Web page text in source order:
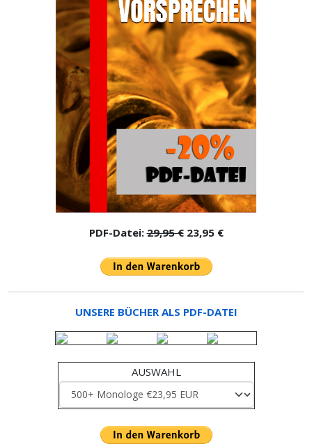
PDF-Datei:29,95 €23,95 €
UNSERE BÜCHER ALS PDF-DATEI
AUSWAHL